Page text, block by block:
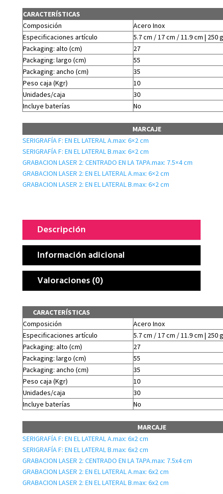
CARACTERÍSTICAS
Composición
Acero Inox
Especificaciones artículo
5.7 cm / 17 cm / 11.9 cm | 250
Packaging: alto (cm)
27
Packaging: largo (cm)
55
Packaging: ancho (cm)
35
Peso caja (Kgr)
10
Unidades/caja
30
Incluye baterías
No
MARCAJE
SERIGRAFÍA F: EN EL LATERAL A.max: 6×2 cm
SERIGRAFÍA F: EN EL LATERAL B.max: 6×2 cm
GRABACION LASER 2: CENTRADO EN LA TAPA.max: 7.5×4 cm
GRABACION LASER 2: EN EL LATERAL A.max: 6×2 cm
GRABACION LASER 2: EN EL LATERAL B.max: 6×2 cm
Descripción
Información adicional
Valoraciones (0)
CARACTERÍSTICAS
Composición
Acero Inox
Especificaciones artículo
5.7 cm / 17 cm / 11.9 cm | 250
Packaging: alto (cm)
27
Packaging: largo (cm)
55
Packaging: ancho (cm)
35
Peso caja (Kgr)
10
Unidades/caja
30
Incluye baterías
No
MARCAJE
SERIGRAFÍA F: EN EL LATERAL A.max: 6x2 cm
SERIGRAFÍA F: EN EL LATERAL B.max: 6x2 cm
GRABACION LASER 2: CENTRADO EN LA TAPA.max: 7.5x4 cm
GRABACION LASER 2: EN EL LATERAL A.max: 6x2 cm
GRABACION LASER 2: EN EL LATERAL B.max: 6x2 cm